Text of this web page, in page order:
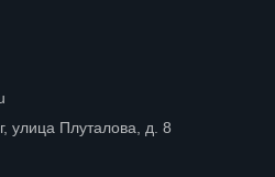
улица Плуталова, д. 8